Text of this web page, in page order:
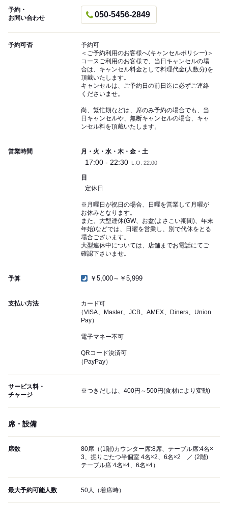
予約・
お問い合わせ
050-5456-2849
予約可否
予約可
＜ご予約利用のお客様へ(キャンセルポリシー)＞
コースご利用のお客様で、当日キャンセルの場
合は、キャンセル料金として料理代金(人数分)を
頂戴いたします。
キャンセルは、ご予約日の前日迄に必ずご連絡
くださいませ。
尚、繁忙期などは、席のみ予約の場合でも、当
日キャンセルや、無断キャンセルの場合、キャ
ンセル料を頂戴いたします。
営業時間 月・火・水・木・金・土
17:00 - 22:30 L.O. 22:00
日
定休日
※月曜日が祝日の場合、日曜を営業して月曜が
お休みとなります。
また、大型連休(GW、お盆(よさこい期間)、年末
年始)などでは、日曜を営業し、別で代休をとる
場合ございます。
大型連休中については、店舗までお電話にてご
確認下さいませ。
予算 ￥5,000～￥5,999
支払い方法
カード可
（VISA、Master、JCB、AMEX、Diners、Union
Pay）
電子マネー不可
QRコード決済可
（PayPay）
サービス料・
チャージ
※つきだしは、400円～500円(食材により変動)
席・設備
席数
80席（(1階)カウンター席:8席、テーブル席:4名×
3、掘りごたつ半個室 4名×2、6名×2 ／ (2階)
テーブル席:4名×4、6名×4）
最大予約可能人数 50人（着席時）